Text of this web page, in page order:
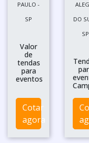
PAULO -
SP
Valor
de
tendas
para
eventos
Cotar
agora
DO
SP